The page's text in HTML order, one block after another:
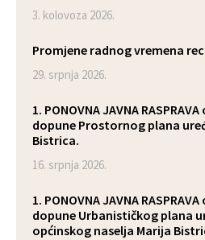
3. kolovoza 2026.
Promjene radnog vremena
29. srpnja 2026.
1. PONOVNA JAVNA RASPRAVA o Prijedlogu izmjene i
dopune Prostornog plana
Bistrica.
16. srpnja 2026.
1. PONOVNA JAVNA RASPRAVA o Prijedlogu izmjene i
dopune Urbanističkog plana
općinskog naselja Marija